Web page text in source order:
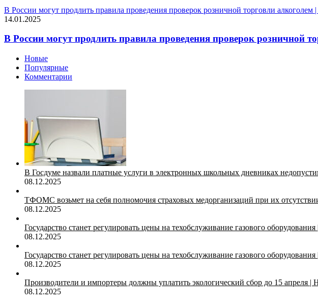
В России могут продлить правила проведения проверок розничной торговли
14.01.2025
В России могут продлить правила проведения проверок розничной
Новые
Популярные
Комментарии
В Госдуме назвали платные услуги в электронных школьных дневниках
08.12.2025
ТФОМС возьмет на себя полномочия страховых медорганизаций при их
08.12.2025
Государство станет регулировать цены на техобслуживание газового
08.12.2025
Государство станет регулировать цены на техобслуживание газового
08.12.2025
Производители и импортеры должны уплатить экологический сбор до 15 апреля
08.12.2025